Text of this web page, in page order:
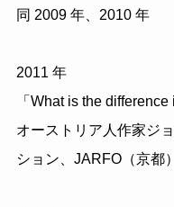
同 2009 年、2010 年
2011 年
「What is the difference
オーストリア人作家ジ
ション、JARFO（京都）